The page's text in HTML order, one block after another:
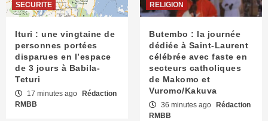
SECURITE
Ituri : une vingtaine de
personnes portées
disparues en l’espace
de 3 jours à Babila-
Teturi
17 minutes ago
Rédaction
RMBB
RELIGION
Butembo : la journée
dédiée à Saint-Laurent
célébrée avec faste en
secteurs catholiques
de Makomo et
Vuromo/Kakuva
36 minutes ago
Rédaction
RMBB